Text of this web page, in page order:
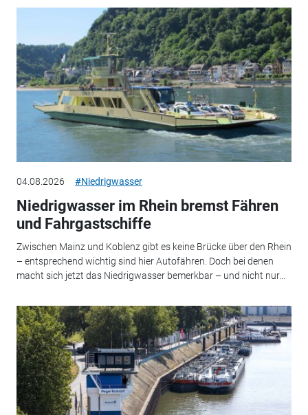
04.08.2026 #Niedrigwasser
Niedrigwasser im Rhein bremst Fähren
und Fahrgastschiffe
Zwischen Mainz und Koblenz gibt es keine Brücke über den Rhein
– entsprechend wichtig sind hier Autofähren. Doch bei denen
macht sich jetzt das Niedrigwasser bemerkbar – und nicht nur...